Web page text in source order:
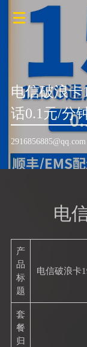
电信破浪卡
话0.1元/分
2916856885@qq.com
电
产
品
标
题
电信破浪卡
套
餐
归